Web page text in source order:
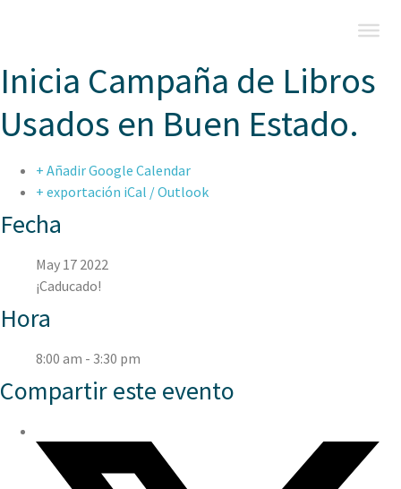
Inicia Campaña de Libros
Usados en Buen Estado.
+ Añadir Google Calendar
+ exportación iCal / Outlook
Fecha
May 17 2022
¡Caducado!
Hora
8:00 am - 3:30 pm
Compartir este evento